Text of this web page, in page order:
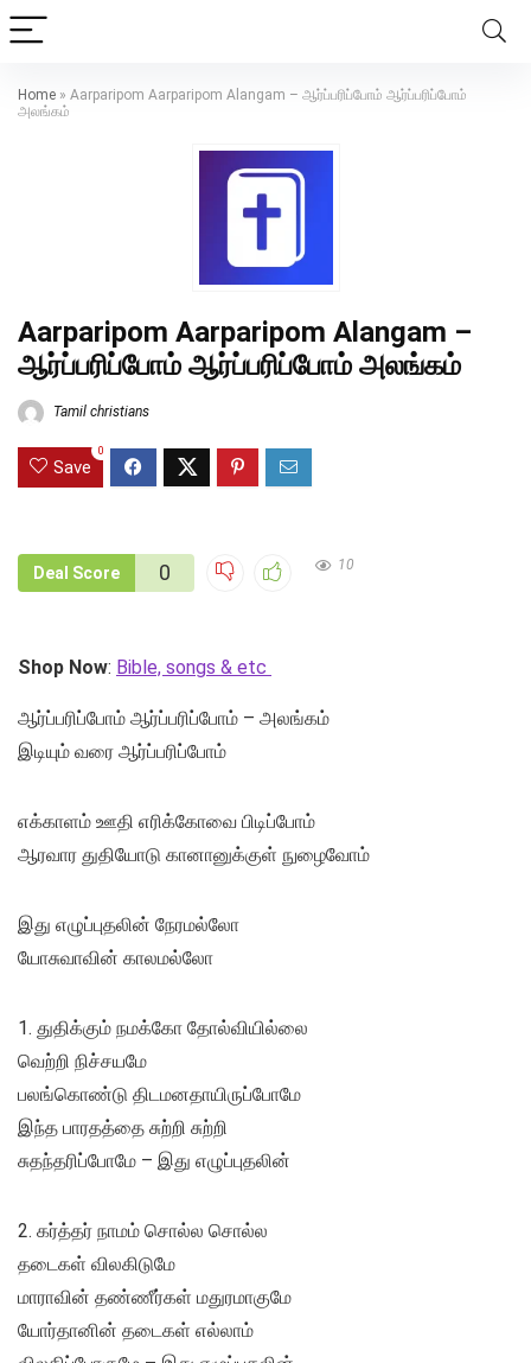
Home » Aarparipom Aarparipom Alangam – ஆர்ப்பரிப்போம் ஆர்ப்பரிப்போம்
அலங்கம்
Aarparipom Aarparipom Alangam –
ஆர்ப்பரிப்போம் ஆர்ப்பரிப்போம் அலங்கம்
Tamil christians
Save
0
Deal Score 0 10
Shop Now: Bible, songs & etc
ஆர்ப்பரிப்போம் ஆர்ப்பரிப்போம் – அலங்கம்
இடியும் வரை ஆர்ப்பரிப்போம்
எக்காளம் ஊதி எரிக்கோவை பிடிப்போம்
ஆரவார துதியோடு கானானுக்குள் நுழைவோம்
இது எழுப்புதலின் நேரமல்லோ
யோசுவாவின் காலமல்லோ
1. துதிக்கும் நமக்கோ தோல்வியில்லை
வெற்றி நிச்சயமே
பலங்கொண்டு திடமனதாயிருப்போமே
இந்த பாரதத்தை சுற்றி சுற்றி
சுதந்தரிப்போமே – இது எழுப்புதலின்
2. கர்த்தர் நாமம் சொல்ல சொல்ல
தடைகள் விலகிடுமே
மாராவின் தண்ணீர்கள் மதுரமாகுமே
யோர்தானின் தடைகள் எல்லாம்